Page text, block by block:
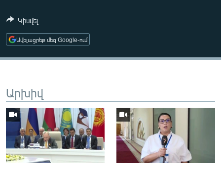
ՓՈԴՔԱՍԹ
Русский
ՀԵՏԵՎԵՔ ՄԵԶ
Կիսվել
Ավելացրեք մեզ Google-ում
Արխիվ